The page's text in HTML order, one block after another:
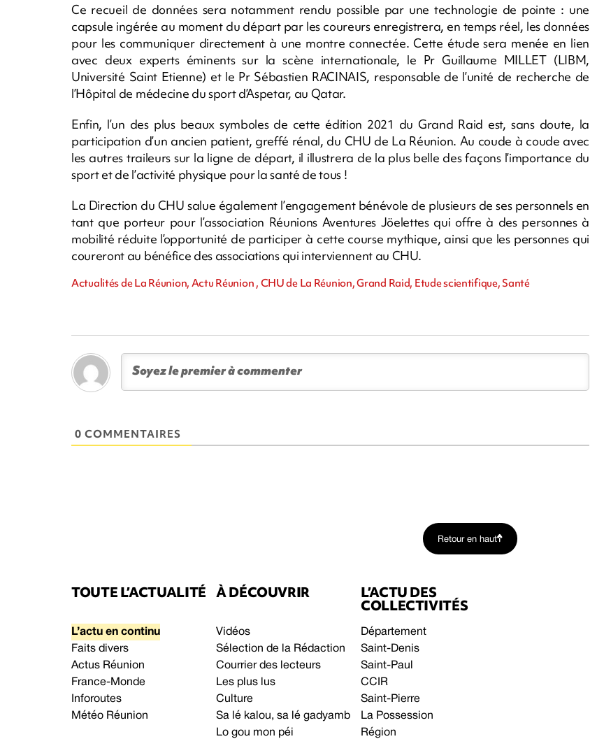
Ce recueil de données sera notamment rendu possible par une technologie de pointe : une
capsule ingérée au moment du départ par les coureurs enregistrera, en temps réel, les données
pour les communiquer directement à une montre connectée. Cette étude sera menée en lien
avec deux experts éminents sur la scène internationale, le Pr Guillaume MILLET (LIBM,
Université Saint Etienne) et le Pr Sébastien RACINAIS, responsable de l’unité de recherche de
l’Hôpital de médecine du sport d’Aspetar, au Qatar.
Enfin, l’un des plus beaux symboles de cette édition 2021 du Grand Raid est, sans doute, la
participation d’un ancien patient, greffé rénal, du CHU de La Réunion. Au coude à coude avec
les autres traileurs sur la ligne de départ, il illustrera de la plus belle des façons l’importance du
sport et de l’activité physique pour la santé de tous !
La Direction du CHU salue également l’engagement bénévole de plusieurs de ses personnels en
tant que porteur pour l’association Réunions Aventures Jöelettes qui offre à des personnes à
mobilité réduite l’opportunité de participer à cette course mythique, ainsi que les personnes qui
coureront au bénéfice des associations qui interviennent au CHU.
Actualités de La Réunion, Actu Réunion , CHU de La Réunion, Grand Raid, Etude scientifique, Santé
0 COMMENTAIRES
Retour en haut
TOUTE L’ACTUALITÉ
L’actu en continu
Faits divers
Actus Réunion
France-Monde
Inforoutes
Météo Réunion
À DÉCOUVRIR
Vidéos
Sélection de la Rédaction
Courrier des lecteurs
Les plus lus
Culture
Sa lé kalou, sa lé gadyamb
Lo gou mon péi
L’ACTU DES
COLLECTIVITÉS
Département
Saint-Denis
Saint-Paul
CCIR
Saint-Pierre
La Possession
Région